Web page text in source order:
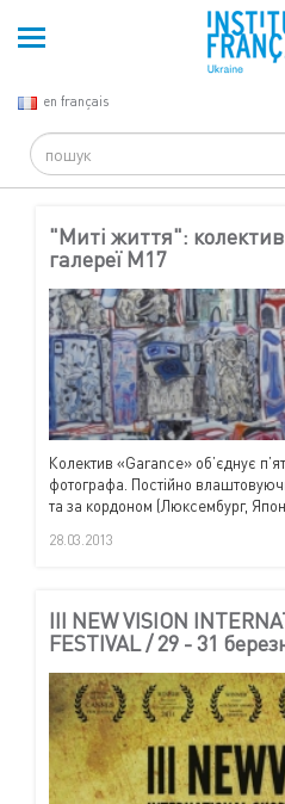
en français
Search
"Миті життя":
галереї М17
Колектив «Garance» об’єднує
фотографа. Постійно
та за кордоном (Люксембург,
28.03.2013
III NEW VISION
FESTIVAL / 29 - 31